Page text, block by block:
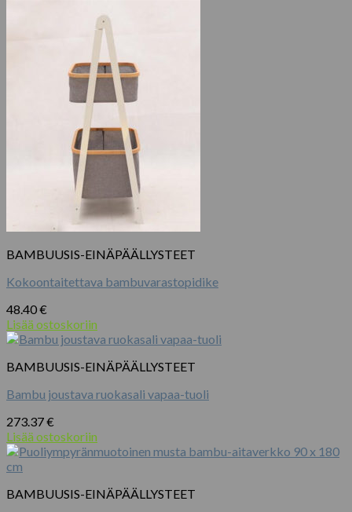
BAMBUUSIS-EINÄPÄÄLLYSTEET
Kokoontaitettava bambuvarastopidike
48.40€
Lisää ostoskoriin
BAMBUUSIS-EINÄPÄÄLLYSTEET
Bambu joustava ruokasali vapaa-tuoli
273.37€
Lisää ostoskoriin
BAMBUUSIS-EINÄPÄÄLLYSTEET